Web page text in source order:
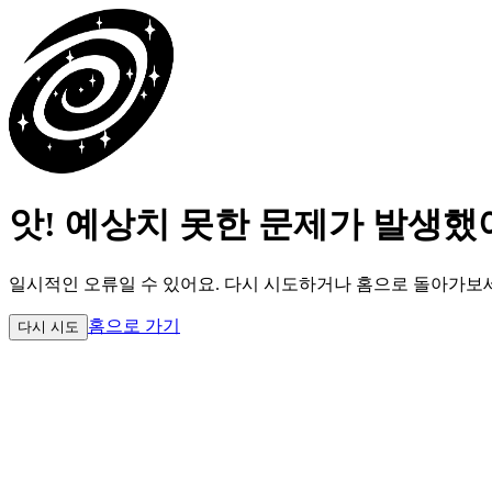
앗! 예상치 못한 문제가 발생했
일시적인 오류일 수 있어요. 다시 시도하거나 홈으로 돌아가보
다시 시도 홈으로 가기